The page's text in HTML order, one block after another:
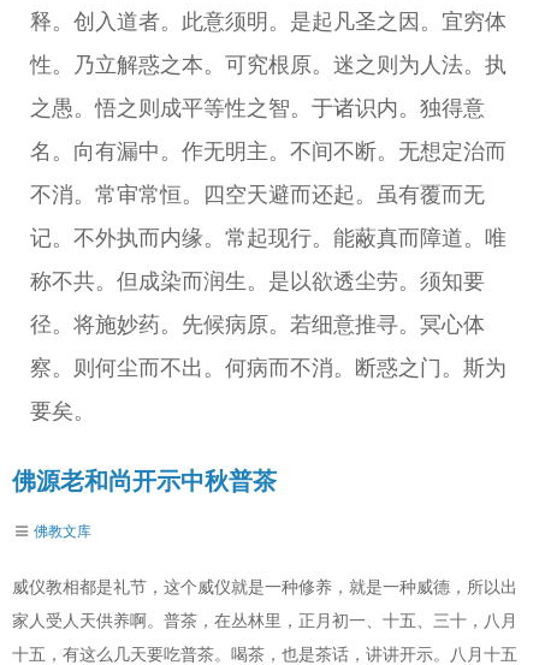
释。创入道者。此意须明。是起凡圣之因。宜穷体
性。乃立解惑之本。可究根原。迷之则为人法。执
之愚。悟之则成平等性之智。于诸识内。独得意
名。向有漏中。作无明主。不间不断。无想定治而
不消。常审常恒。四空天避而还起。虽有覆而无
记。不外执而内缘。常起现行。能蔽真而障道。唯
称不共。但成染而润生。是以欲透尘劳。须知要
径。将施妙药。先候病原。若细意推寻。冥心体
察。则何尘而不出。何病而不消。断惑之门。斯为
要矣。
佛源老和尚开示中秋普茶
佛教文库
威仪教相都是礼节，这个威仪就是一种修养，就是一种威德，所以出
家人受人天供养啊。普茶，在丛林里，正月初一、十五、三十，八月
十五，有这么几天要吃普茶。喝茶，也是茶话，讲讲开示。八月十五